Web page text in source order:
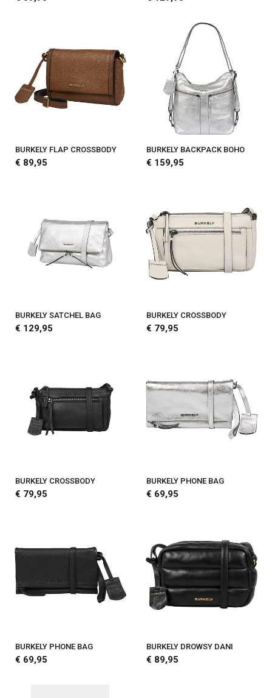
BURKELY FLAP CROSSBODY
€ 89,95
BURKELY BACKPACK BOHO
€ 159,95
BURKELY SATCHEL BAG
€ 129,95
BURKELY CROSSBODY
€ 79,95
BURKELY CROSSBODY
€ 79,95
BURKELY PHONE BAG
€ 69,95
BURKELY PHONE BAG
€ 69,95
BURKELY DROWSY DANI
€ 89,95